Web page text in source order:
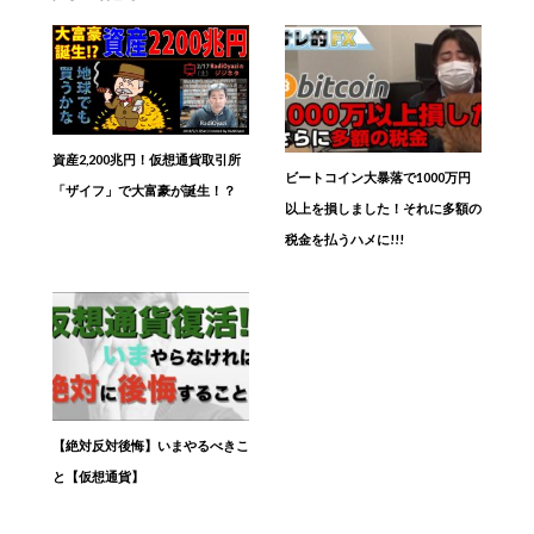
資産2,200兆円！仮想通貨取引所
「ザイフ」で大富豪が誕生！？
ビートコイン大暴落で1000万円
以上を損しました！それに多額の
税金を払うハメに!!!
【絶対反対後悔】いまやるべきこ
と【仮想通貨】